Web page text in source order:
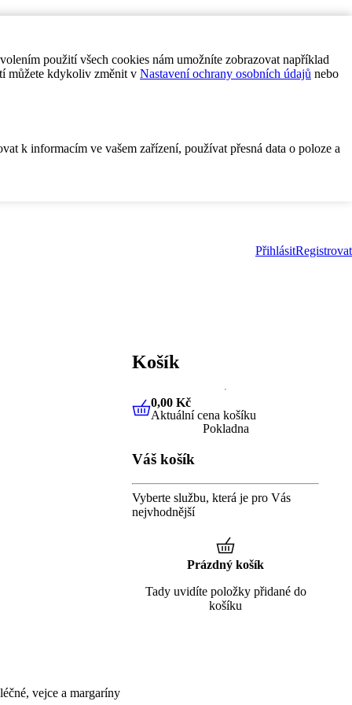
použití všech cookies nám umožníte zobrazovat například
můžete kdykoliv změnit v Nastavení ochrany osobních údajů nebo
k informacím ve vašem zařízení, používat přesná data o poloze a
PřihlásitRegistrovat
vejce a margaríny
Košík
0,00 KčAktuální cena košíku
0,00 Kč
Aktuální cena košíku
Pokladna
Váš košík
Vyberte službu, která je pro Vás
nejvhodnější
Prázdný košík
Tady uvidíte položky přidané do
košíku